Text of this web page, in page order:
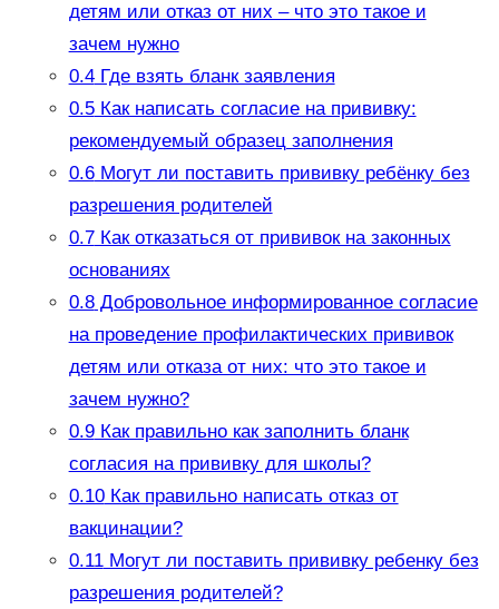
детям или отказ от них – что это такое и
зачем нужно
0.4Где взять бланк заявления
0.5Как написать согласие на прививку:
рекомендуемый образец заполнения
0.6Могут ли поставить прививку ребёнку без
разрешения родителей
0.7Как отказаться от прививок на законных
основаниях
0.8Добровольное информированное согласие
на проведение профилактических прививок
детям или отказа от них: что это такое и
зачем нужно?
0.9Как правильно как заполнить бланк
согласия на прививку для школы?
0.10Как правильно написать отказ от
вакцинации?
0.11Могут ли поставить прививку ребенку без
разрешения родителей?